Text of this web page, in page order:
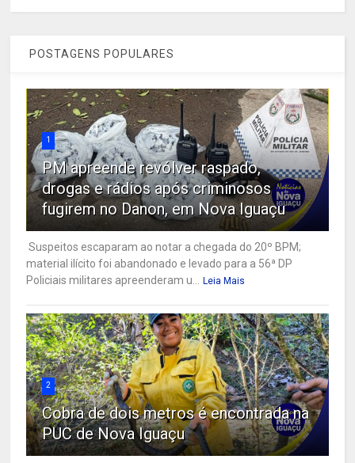
POSTAGENS POPULARES
1
PM apreende revólver raspado,
drogas e rádios após criminosos
fugirem no Danon, em Nova Iguaçu
Suspeitos escaparam ao notar a chegada do 20º BPM;
material ilícito foi abandonado e levado para a 56ª DP
Policiais militares apreenderam u...
Leia Mais
2
Cobra de dois metros é encontrada na
PUC de Nova Iguaçu